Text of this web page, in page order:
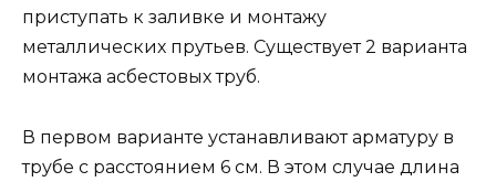
приступать к заливке и монтажу
металлических прутьев. Существует 2 варианта
монтажа асбестовых труб.
В первом варианте устанавливают арматуру в
трубе с расстоянием 6 см. В этом случае длина